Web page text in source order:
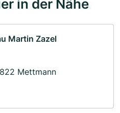
in der Nähe
Martin Zazel
Mettmann